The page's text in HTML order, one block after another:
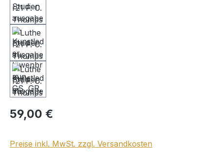
Regulärer Preis:
59,00 €
Preise inkl. MwSt. zzgl. Versandkosten